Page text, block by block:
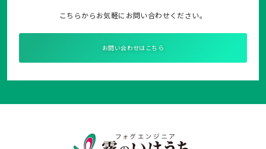
こちらからお気軽にお問い合わせください。
お問い合わせはこちら